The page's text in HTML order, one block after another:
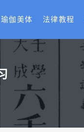
瑜伽美体 法律教程